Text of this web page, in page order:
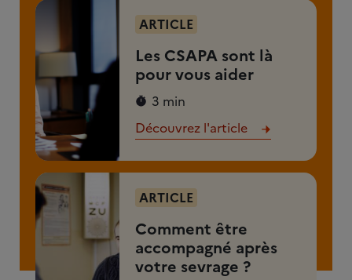
ARTICLE
Les CSAPA sont là
pour vous aider
3 min
Découvrez l'article
ARTICLE
Comment être
accompagné après
votre sevrage ?